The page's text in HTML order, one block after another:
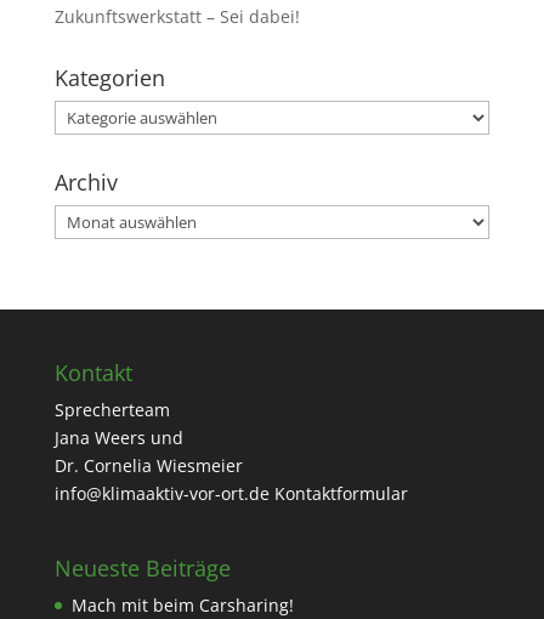
Zukunftswerkstatt – Sei dabei!
Kategorien
Kategorien
Archiv
Archiv
Kontakt
Sprecherteam
Jana Weers und
Dr. Cornelia Wiesmeier
info@klimaaktiv-vor-ort.de Kontaktformular
Neueste Beiträge
Mach mit beim Carsharing!